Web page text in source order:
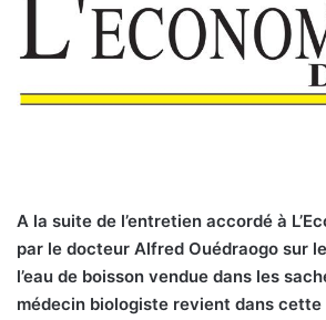
A la suite de l’entretien accordé à
par le docteur Alfred Ouédraogo sur
l’eau de boisson vendue dans les
médecin biologiste revient dans